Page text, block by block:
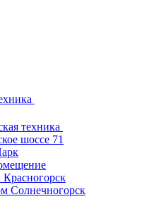
техника
шоссе 71
Солнечногорск